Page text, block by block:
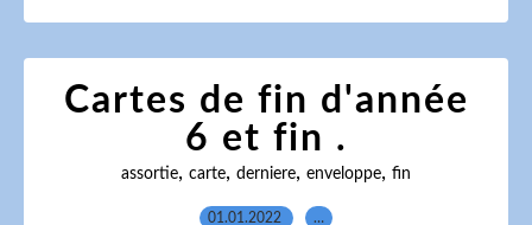
Cartes de fin d'année
6 et fin .
assortie, carte, derniere, enveloppe, fin
01.01.2022 …